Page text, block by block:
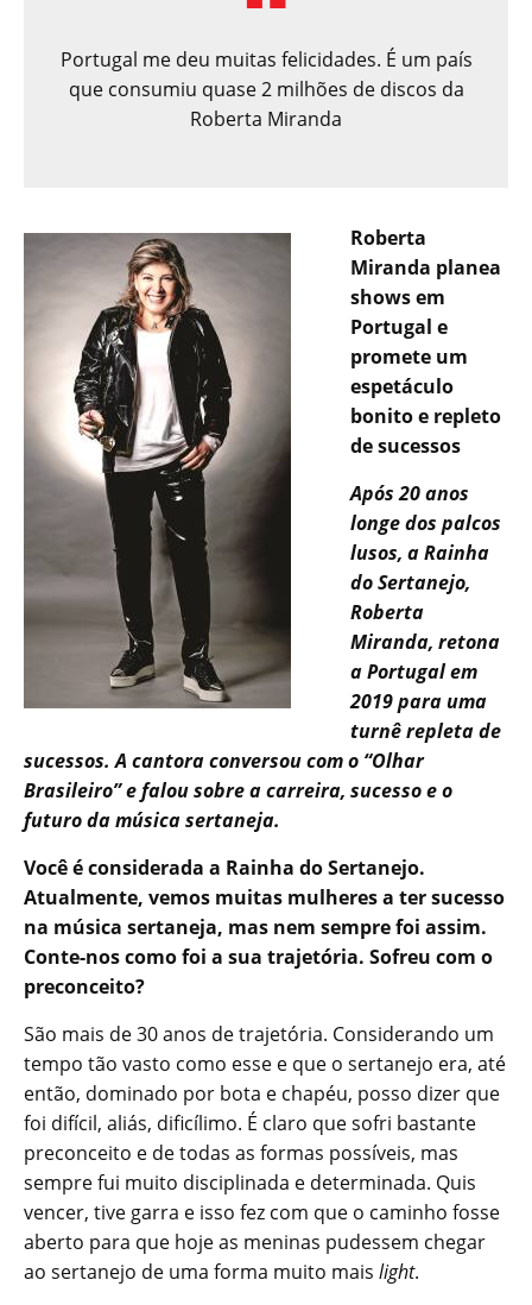
Portugal me deu muitas felicidades. É um país
que consumiu quase 2 milhões de discos da
Roberta Miranda
Roberta
Miranda planea
shows em
Portugal e
promete um
espetáculo
bonito e repleto
de sucessos
Após 20 anos
longe dos palcos
lusos, a Rainha
do Sertanejo,
Roberta
Miranda, retona
a Portugal em
2019 para uma
turnê repleta de
sucessos. A cantora conversou com o “Olhar
Brasileiro” e falou sobre a carreira, sucesso e o
futuro da música sertaneja.
Você é considerada a Rainha do Sertanejo.
Atualmente, vemos muitas mulheres a ter sucesso
na música sertaneja, mas nem sempre foi assim.
Conte-nos como foi a sua trajetória. Sofreu com o
preconceito?
São mais de 30 anos de trajetória. Considerando um
tempo tão vasto como esse e que o sertanejo era, até
então, dominado por bota e chapéu, posso dizer que
foi difícil, aliás, dificílimo. É claro que sofri bastante
preconceito e de todas as formas possíveis, mas
sempre fui muito disciplinada e determinada. Quis
vencer, tive garra e isso fez com que o caminho fosse
aberto para que hoje as meninas pudessem chegar
ao sertanejo de uma forma muito mais light.